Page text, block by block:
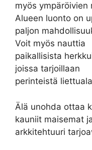
myös ympäröivien
Alueen luonto on
paljon
Voit myös nauttia
paikallisista
joissa tarjoillaan
perinteistä
Älä unohda ottaa
kauniit maisemat
arkkitehtuuri